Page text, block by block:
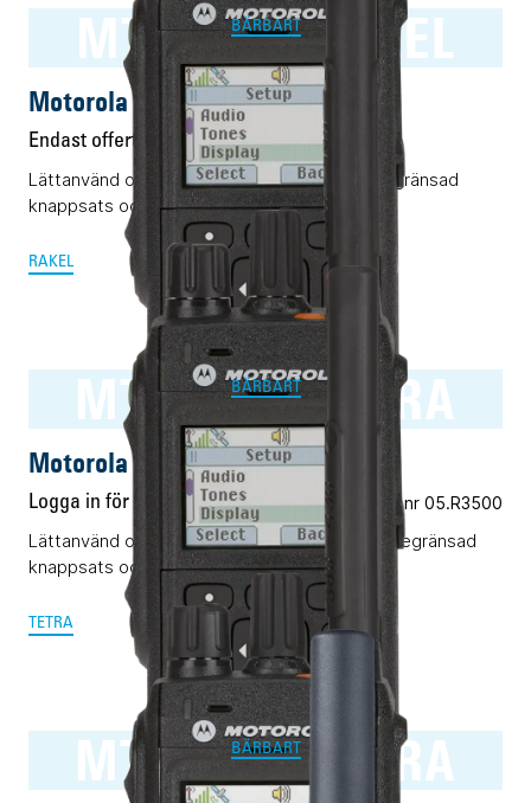
MTP3500 RAKEL
BÄRBART
Motorola MTP3500 RAKEL
Endast offert
Lättanvänd och pålitlig Rakelterminal med begränsad
knappsats och display.
RAKEL
MTP3500 TETRA
BÄRBART
Motorola MTP3500 TETRA
Logga in för pris Vårt art.nr 05.R3500
Lättanvänd och pålitlig TETRA-terminal med begränsad
knappsats och display.
TETRA
MTP3550 TETRA
BÄRBART